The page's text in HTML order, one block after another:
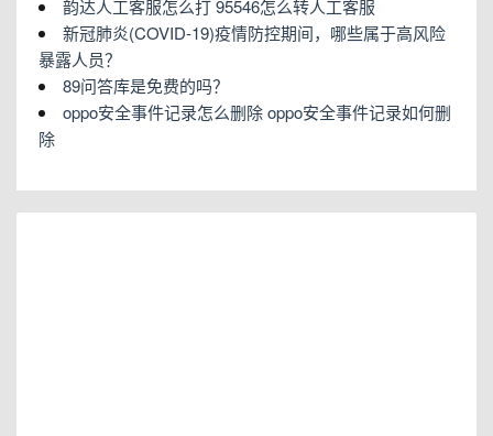
韵达人工客服怎么打 95546怎么转人工客服
新冠肺炎(COVID-19)疫情防控期间，哪些属于高风险
暴露人员？
89问答库是免费的吗？
oppo安全事件记录怎么删除 oppo安全事件记录如何删
除